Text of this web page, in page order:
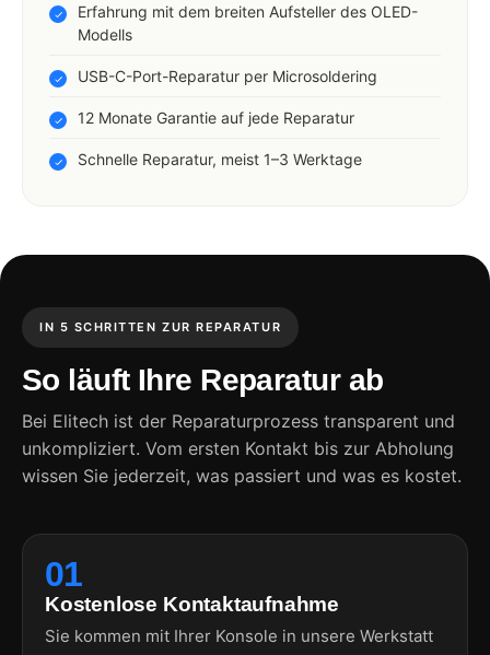
Erfahrung mit dem breiten Aufsteller des OLED-
Modells
USB-C-Port-Reparatur per Microsoldering
12 Monate Garantie auf jede Reparatur
Schnelle Reparatur, meist 1–3 Werktage
IN 5 SCHRITTEN ZUR REPARATUR
So läuft Ihre Reparatur ab
Bei Elitech ist der Reparaturprozess transparent und
unkompliziert. Vom ersten Kontakt bis zur Abholung
wissen Sie jederzeit, was passiert und was es kostet.
01
Kostenlose Kontaktaufnahme
Sie kommen mit Ihrer Konsole in unsere Werkstatt